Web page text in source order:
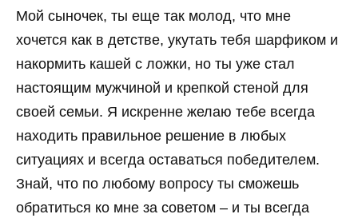
Мой сыночек, ты еще так молод, что мне
хочется как в детстве, укутать тебя шарфиком и
накормить кашей с ложки, но ты уже стал
настоящим мужчиной и крепкой стеной для
своей семьи. Я искренне желаю тебе всегда
находить правильное решение в любых
ситуациях и всегда оставаться победителем.
Знай, что по любому вопросу ты сможешь
обратиться ко мне за советом – и ты всегда